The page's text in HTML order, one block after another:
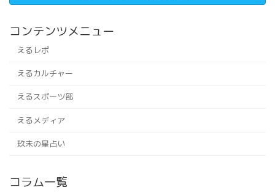
コンテンツメニュー
えるレポ
えるカルチャー
えるスポーツ部
えるメディア
玖未の星占い
コラム一覧